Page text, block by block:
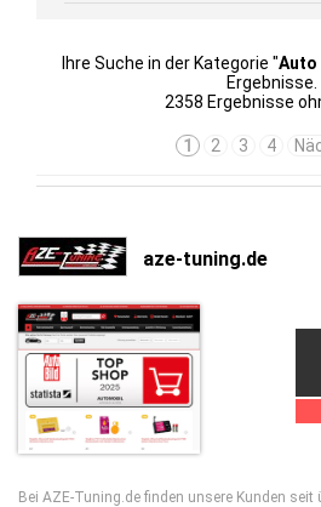
Ihre Suche in der Kategorie "Auto
Ergebnisse.
2358 Ergebnisse
1 2 3 4
aze-tuning.de
Bei AZE-Tuning.de finden unsere Kunden seit